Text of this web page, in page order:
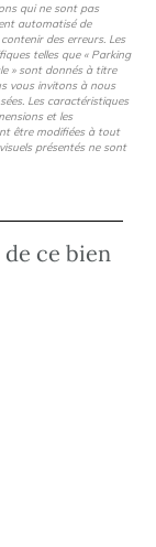
qui ne sont pas
automatisé de
des erreurs. Les
telles que « Parking
» sont donnés à titre
vous invitons à nous
Les caractéristiques
et les
être modifiées à tout
présentés ne sont
ce bien